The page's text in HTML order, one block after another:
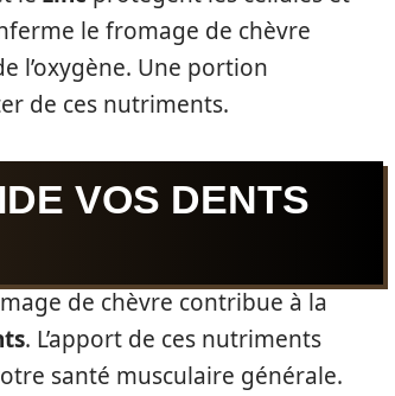
le fromage de chèvre
l’oxygène. Une portion
de ces nutriments.
VOS DENTS
de chèvre contribue à la
. L’apport de ces nutriments
santé musculaire générale.